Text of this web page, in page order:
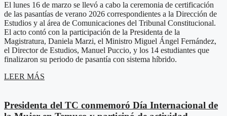
El lunes 16 de marzo se llevó a cabo la ceremonia de certificación
de las pasantías de verano 2026 correspondientes a la Dirección de
Estudios y al área de Comunicaciones del Tribunal Constitucional.
El acto contó con la participación de la Presidenta de la
Magistratura, Daniela Marzi, el Ministro Miguel Ángel Fernández,
el Director de Estudios, Manuel Puccio, y los 14 estudiantes que
finalizaron su periodo de pasantía con sistema híbrido.
LEER MÁS
Presidenta del TC conmemoró Día Internacional de